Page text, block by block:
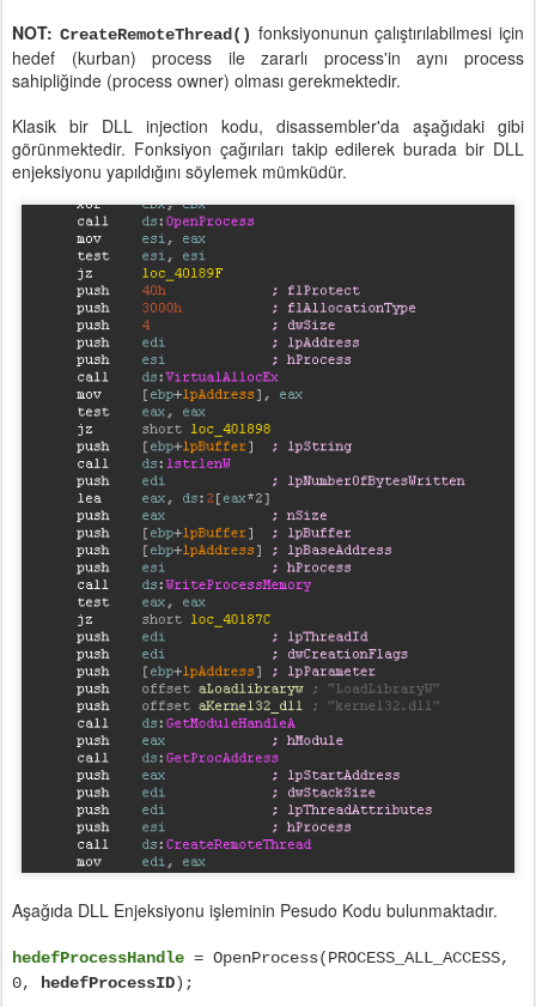
NOT: CreateRemoteThread() fonksiyonunun çalıştırılabilmesi için
hedef (kurban) process ile zararlı process'in aynı process
sahipliğinde (process owner) olması gerekmektedir.
Klasik bir DLL injection kodu, disassembler'da aşağıdaki gibi
görünmektedir. Fonksiyon çağırıları takip edilerek burada bir DLL
enjeksiyonu yapıldığını söylemek mümküdür.
Aşağıda DLL Enjeksiyonu işleminin Pesudo Kodu bulunmaktadır.
hedefProcessHandle = OpenProcess(PROCESS_ALL_ACCESS,
0, hedefProcessID);